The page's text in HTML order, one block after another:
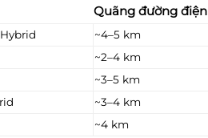
Quãng đường điện
~4–5 km
~2–4 km
~3–5 km
~3–4 km
~4 km